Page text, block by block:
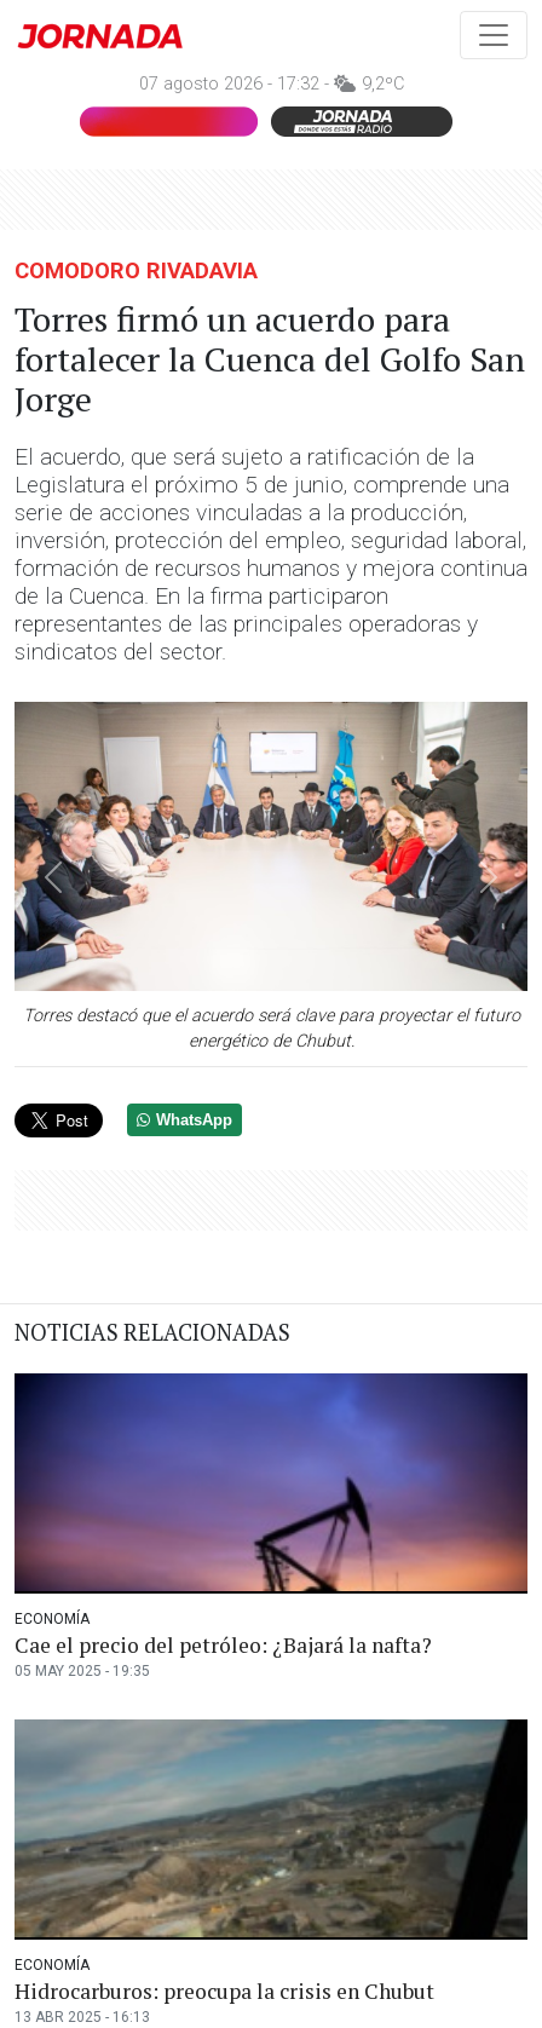
07 agosto 2026 - 17:32 - 9,2ºC
COMODORO RIVADAVIA
Torres firmó un acuerdo para
fortalecer la Cuenca del Golfo San
Jorge
El acuerdo, que será sujeto a ratificación de la
Legislatura el próximo 5 de junio, comprende una
serie de acciones vinculadas a la producción,
inversión, protección del empleo, seguridad laboral,
formación de recursos humanos y mejora continua
de la Cuenca. En la firma participaron
representantes de las principales operadoras y
sindicatos del sector.
Torres destacó que el acuerdo será clave para proyectar el futuro
energético de Chubut.
Anterior
WhatsApp
NOTICIAS RELACIONADAS
ECONOMÍA
Cae el precio del petróleo: ¿Bajará la nafta?
05 MAY 2025 - 19:35
ECONOMÍA
Hidrocarburos: preocupa la crisis en Chubut
13 ABR 2025 - 16:13